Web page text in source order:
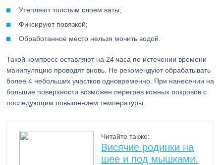
Утепляют толстым слоем ваты;
Фиксируют повязкой;
Обработанное место нельзя мочить водой.
Такой компресс оставляют на 24 часа по истечении времени
манипуляцию проводят вновь. Не рекомендуют обрабатывать
более 4 небольших участков одновременно. При нанесении на
большие поверхности возможен перегрев кожных покровов с
последующим повышением температуры.
Читайте также:
Висячие родинки на
шее и под мышками.